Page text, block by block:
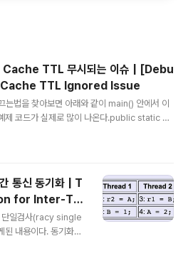
Cache TTL 무시되는 이슈 | [Debu
TTL Ignored Issue
법을 찾아보면 아래와 같이 main() 안에서 이
제 코드가 실제로 많이 나온다.public static vo
"0");} 이렇게 되
를 OTEL java agent 가 붙거나 jmx 설정과 함
정한 값들이 무시된..
통신 동기화 | T
for Inter-Thr
volatile
단일검사(racy single
내용이다. 동기화의
것이다. 동기화에서 sy